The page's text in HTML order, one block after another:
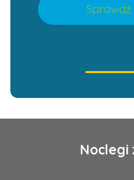
Sprawdź
Noclegi